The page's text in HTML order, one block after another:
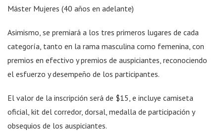
Máster Mujeres (40 años en adelante)
Asimismo, se premiará a los tres primeros lugares de cada
categoría, tanto en la rama masculina como femenina, con
premios en efectivo y premios de auspiciantes, reconociendo
el esfuerzo y desempeño de los participantes.
El valor de la inscripción será de $15, e incluye camiseta
oficial, kit del corredor, dorsal, medalla de participación y
obsequios de los auspiciantes.